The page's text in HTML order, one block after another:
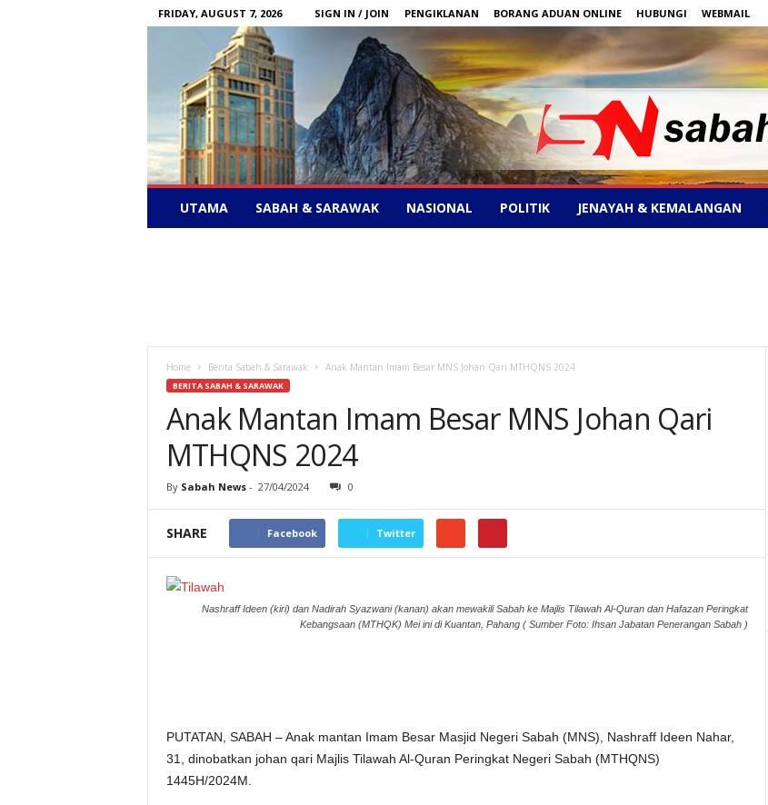
FRIDAY, AUGUST 7, 2026 SIGN IN / JOIN PENGIKLANAN BORANG ADUAN ONLINE HUBUNGI WEBMAIL
–
UTAMA SABAH & SARAWAK NASIONAL POLITIK JENAYAH & KEMALANGAN
Home Berita Sabah & Sarawak Anak Mantan Imam Besar MNS Johan Qari MTHQNS 2024
BERITA SABAH & SARAWAK
Anak Mantan Imam Besar MNS Johan Qari
MTHQNS 2024
By Sabah News- 27/04/2024 0
SHARE Facebook Twitter
Nashraff Ideen (kiri) dan Nadirah Syazwani (kanan) akan mewakili Sabah ke Majlis Tilawah Al-Quran dan Hafazan Peringkat
Kebangsaan (MTHQK) Mei ini di Kuantan, Pahang ( Sumber Foto: Ihsan Jabatan Penerangan Sabah )
PUTATAN, SABAH – Anak mantan Imam Besar Masjid Negeri Sabah (MNS), Nashraff Ideen Nahar,
31, dinobatkan johan qari Majlis Tilawah Al-Quran Peringkat Negeri Sabah (MTHQNS)
1445H/2024M.